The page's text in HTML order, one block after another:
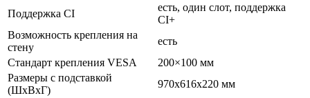
Поддержка CI
есть, один слот, поддержка
CI+
Возможность крепления на
стену
есть
Стандарт крепления VESA
200×100 мм
Размеры с подставкой
(ШxВxГ)
970x616x220 мм